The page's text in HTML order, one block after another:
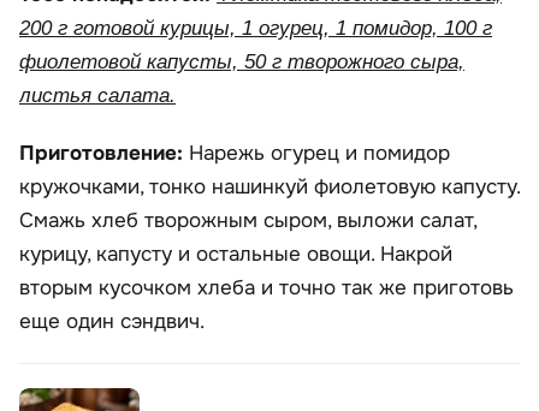
200 г готовой курицы, 1 огурец, 1 помидор, 100 г
фиолетовой капусты, 50 г творожного сыра,
листья салата.
Приготовление: Нарежь огурец и помидор
кружочками, тонко нашинкуй фиолетовую капусту.
Смажь хлеб творожным сыром, выложи салат,
курицу, капусту и остальные овощи. Накрой
вторым кусочком хлеба и точно так же приготовь
еще один сэндвич.